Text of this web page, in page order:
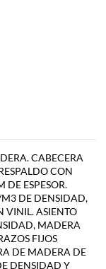
CABECERA
CON
ESPESOR.
DE DENSIDAD,
VINIL. ASIENTO
MADERA
FIJOS
DE MADERA DE
DENSIDAD Y